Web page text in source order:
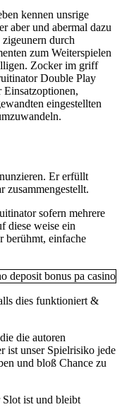
kennen unsrige
aber und abermal dazu
durch
zum Weiterspielen
Zocker im griff
Double Play
Einsatzoptionen,
eingestellten
Er erfüllt
zusammengestellt.
sofern mehrere
diese weise ein
berühmt, einfache
dies funktioniert &
die autoren
ist unser Spielrisiko jede
und bloß Chance zu
Slot ist und bleibt